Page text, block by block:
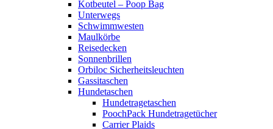
Kotbeutel – Poop Bag
Unterwegs
Schwimmwesten
Maulkörbe
Reisedecken
Sonnenbrillen
Orbiloc Sicherheitsleuchten
Gassitaschen
Hundetaschen
Hundetragetaschen
PoochPack Hundetragetücher
Carrier Plaids